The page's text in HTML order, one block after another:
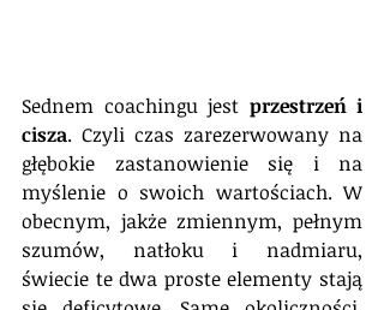
Sednem coachingu jest przestrzeń i
cisza. Czyli czas zarezerwowany na
głębokie zastanowienie się i na
myślenie o swoich wartościach. W
obecnym, jakże zmiennym, pełnym
szumów, natłoku i nadmiaru,
świecie te dwa proste elementy stają